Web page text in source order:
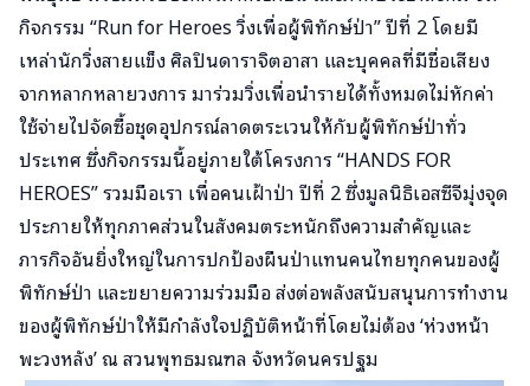
กิจกรรม “Run for Heroes วิ่งเพื่อผู้พิทักษ์ป่า” ปีที่ 2 โดยมี
เหล่านักวิ่งสายแข็ง ศิลปินดาราจิตอาสา และบุคคลที่มีชื่อเสียง
จากหลากหลายวงการ มาร่วมวิ่งเพื่อนำรายได้ทั้งหมดไม่หักค่า
ใช้จ่ายไปจัดซื้อชุดอุปกรณ์ลาดตระเวนให้กับผู้พิทักษ์ป่าทั่ว
ประเทศ ซึ่งกิจกรรมนี้อยู่ภายใต้โครงการ “HANDS FOR
HEROES” รวมมือเรา เพื่อคนเฝ้าป่า ปีที่ 2 ซึ่งมูลนิธิเอสซีจีมุ่งจุด
ประกายให้ทุกภาคส่วนในสังคมตระหนักถึงความสำคัญและ
ภารกิจอันยิ่งใหญ่ในการปกป้องผืนป่าแทนคนไทยทุกคนของผู้
พิทักษ์ป่า และขยายความร่วมมือ ส่งต่อพลังสนับสนุนการทำงาน
ของผู้พิทักษ์ป่าให้มีกำลังใจปฏิบัติหน้าที่โดยไม่ต้อง ‘ห่วงหน้า
พะวงหลัง’ ณ สวนพุทธมณฑล จังหวัดนครปฐม